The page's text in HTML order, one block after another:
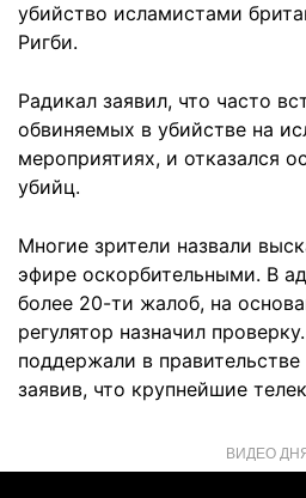
убийство исламистами
Ригби.
Радикал заявил, что часто
обвиняемых в убийстве на
мероприятиях, и отказался
убийц.
Многие зрители назвали
эфире оскорбительными. В
более 20-ти жалоб, на
регулятор назначил
поддержали в
заявив, что крупнейшие
ВИДЕО